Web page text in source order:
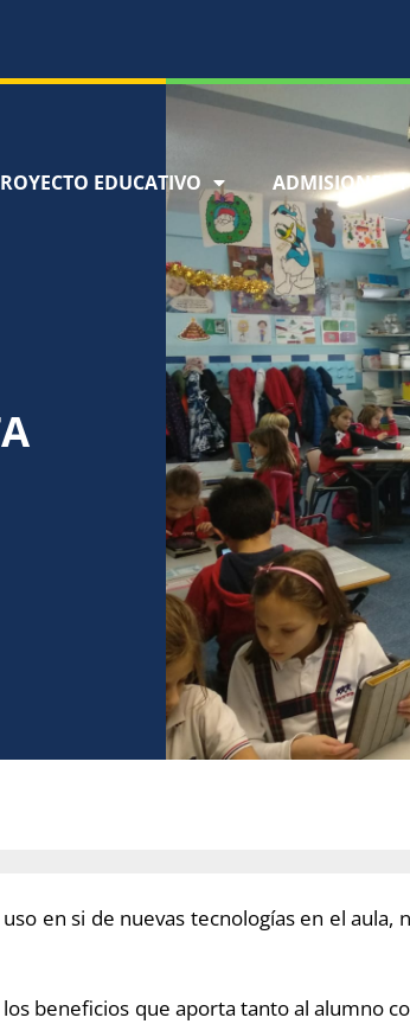
EDUCATIVO ADMISIONES
en si de nuevas tecnologías en el aula,
beneficios que aporta tanto al alumno